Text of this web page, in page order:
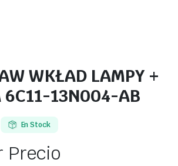
WKŁAD LAMPY +
6C11-13N004-AB
En Stock
Precio